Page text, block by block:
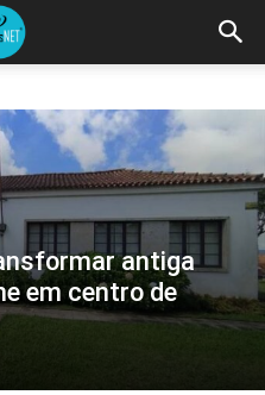
antiga
em centro de